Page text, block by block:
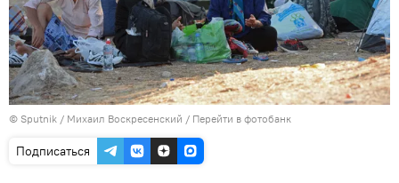
© Sputnik / Михаил Воскресенский / Перейти в фотобанк
Подписаться